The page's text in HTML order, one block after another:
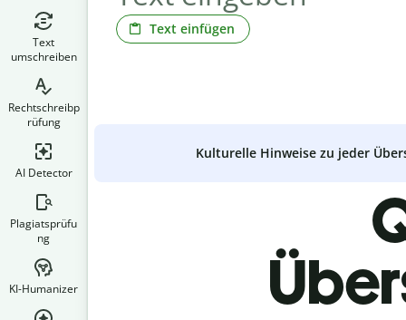
Text
umschreiben
Rechtschreibp
rüfung
AI Detector
Plagiatsprüfu
ng
KI-Humanizer
Text einfügen
Kulturelle Hinweise zu jeder